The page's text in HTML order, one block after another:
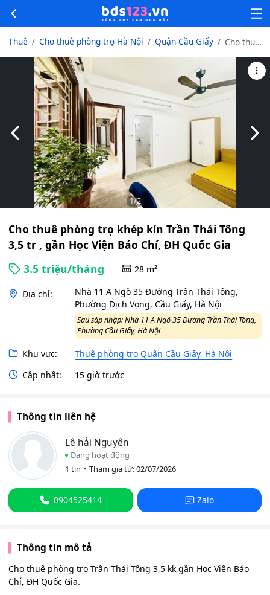
Thuê Cho thuê phòng trọ Hà Nội Quận Cầu Giấy
Cho thuê
trọ khép
kín Trần
Thái
Học Viện
Báo Chí,
ĐH Quốc
Gia
Slide trước
1/2
Cho thuê phòng trọ khép kín Trần Thái Tông
3,5 tr , gần Học Viện Báo Chí, ĐH Quốc Gia
3.5 triệu/tháng
28 m²
Địa chỉ:
Nhà 11 A Ngõ 35 Đường Trần Thái Tông,
Phường Dịch Vọng, Cầu Giấy, Hà Nội
Sau sáp nhập: Nhà 11 A Ngõ 35 Đường Trần Thái Tông,
Phường Cầu Giấy, Hà Nội
Khu vực:
Thuê phòng trọ Quận Cầu Giấy, Hà Nội
Cập nhật:
15 giờ trước
Thông tin liên hệ
Lê hải Nguyên
Đang hoạt động
1 tin
Tham gia từ: 02/07/2026
0904525414 Zalo
Thông tin mô tả
Cho thuê phòng trọ Trần Thái Tông 3,5 kk,gần Học Viện Báo
Chí, ĐH Quốc Gia.